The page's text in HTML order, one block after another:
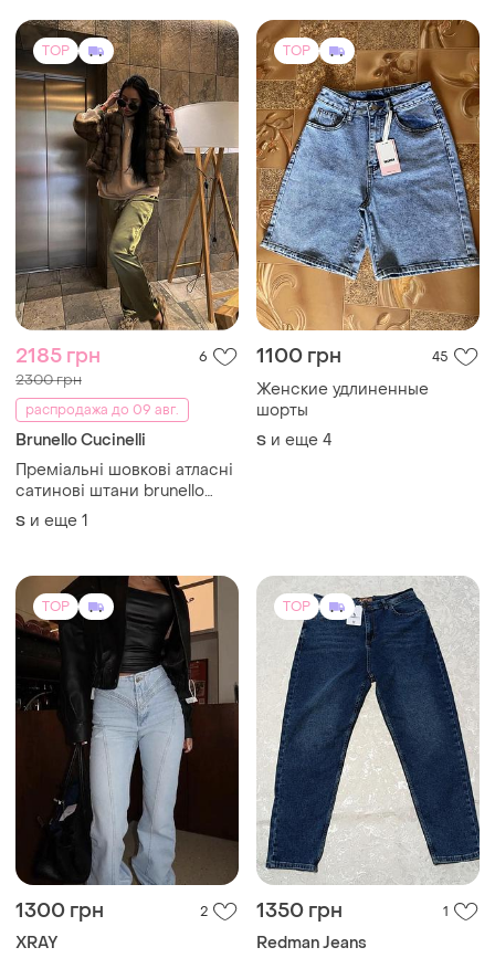
TOP
2185 грн 6
2300 грн
распродажа до 09 авг.
Brunello Cucinelli
Преміальні шовкові атласні
сатинові штани brunello
cucinelli
S и еще 1
TOP
1100 грн 45
Женские удлиненные
шорты
S и еще 4
TOP
1300 грн 2
XRAY
TOP
1350 грн 1
Redman Jeans